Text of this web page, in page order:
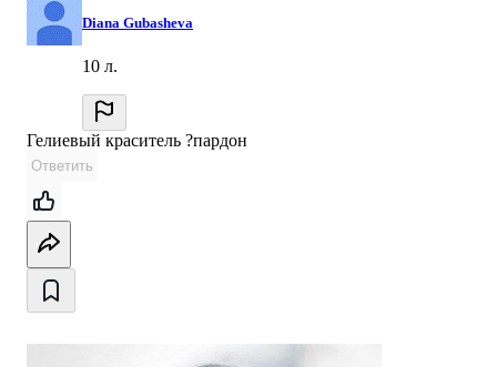
Diana Gubasheva
10 л.
Гелиевый краситель ?пардон
Ответить